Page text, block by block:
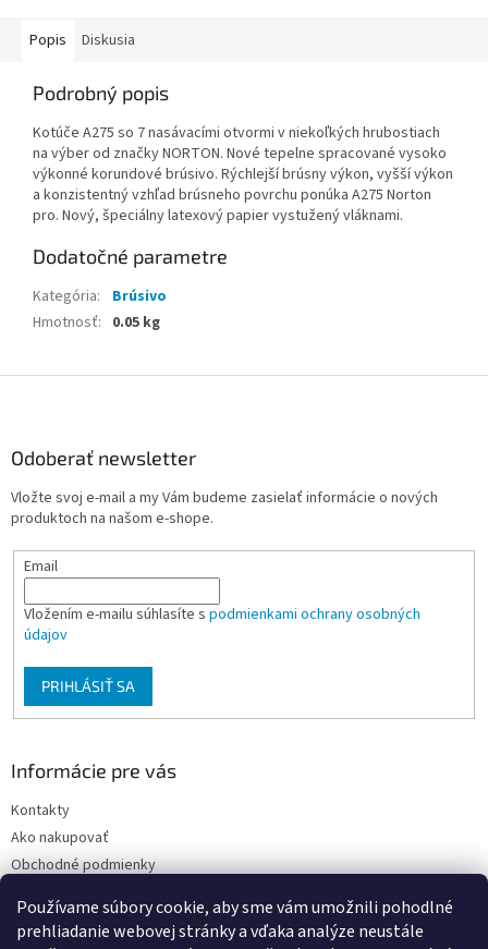
Používame súbory cookie, aby sme vám umožnili pohodlné
prehliadanie webovej stránky a vďaka analýze neustále
Popis Diskusia
Podrobný popis
Kotúče A275 so 7 nasávacími otvormi v niekoľkých hrubostiach
na výber od značky NORTON. Nové tepelne spracované vysoko
výkonné korundové brúsivo. Rýchlejší brúsny výkon, vyšší výkon
a konzistentný vzhľad brúsneho povrchu ponúka A275 Norton
pro. Nový, špeciálny latexový papier vystužený vláknami.
Dodatočné parametre
Kategória:
Brúsivo
Hmotnosť: 0.05 kg
Odoberať newsletter
Vložte svoj e-mail a my Vám budeme zasielať informácie o nových
produktoch na našom e-shope.
Email
Vložením e-mailu súhlasíte s podmienkami ochrany osobných
údajov
PRIHLÁSIŤ SA
Informácie pre vás
Kontakty
Ako nakupovať
Obchodné podmienky
Moja objednávka